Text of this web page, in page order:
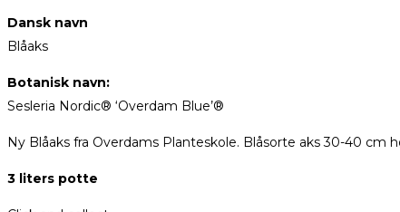
Dansk navn
Blåaks
Botanisk navn:
Sesleria Nordic® ‘Overdam Blue’®
Ny Blåaks fra Overdams Planteskole. Blåsorte aks 30-40 cm
3 liters potte